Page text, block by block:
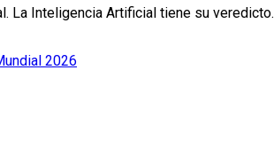
La Inteligencia Artificial tiene su veredicto.
2026